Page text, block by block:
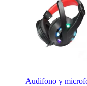
Audifono y